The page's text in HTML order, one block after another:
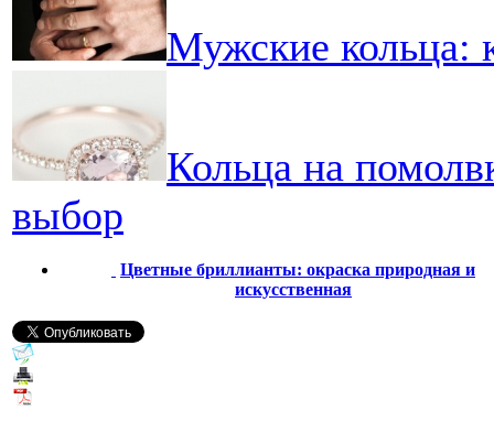
Мужские кольца:
Кольца на
выбор
Цветные бриллианты: окраска природная и
искусственная